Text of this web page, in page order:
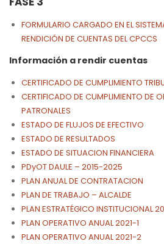
FORMULARIO CARGADO EN EL
RENDICIÓN DE CUENTAS DEL CPCCS
Información a rendir cuentas
CERTIFICADO DE CUMPLIMIENTO
CERTIFICADO DE CUMPLIMIENTO DE
PATRONALES
ESTADO DE FLUJOS DE EFECTIVO
ESTADO DE RESULTADOS
ESTADO DE SITUACION FINANCIERA
PDyOT DAULE – 2015-2025
PLAN ANUAL DE CONTRATACION
PLAN DE TRABAJO – ALCALDE
PLAN ESTRATÉGICO INSTITUCIONAL
PLAN OPERATIVO ANUAL 2021-1
PLAN OPERATIVO ANUAL 2021-2